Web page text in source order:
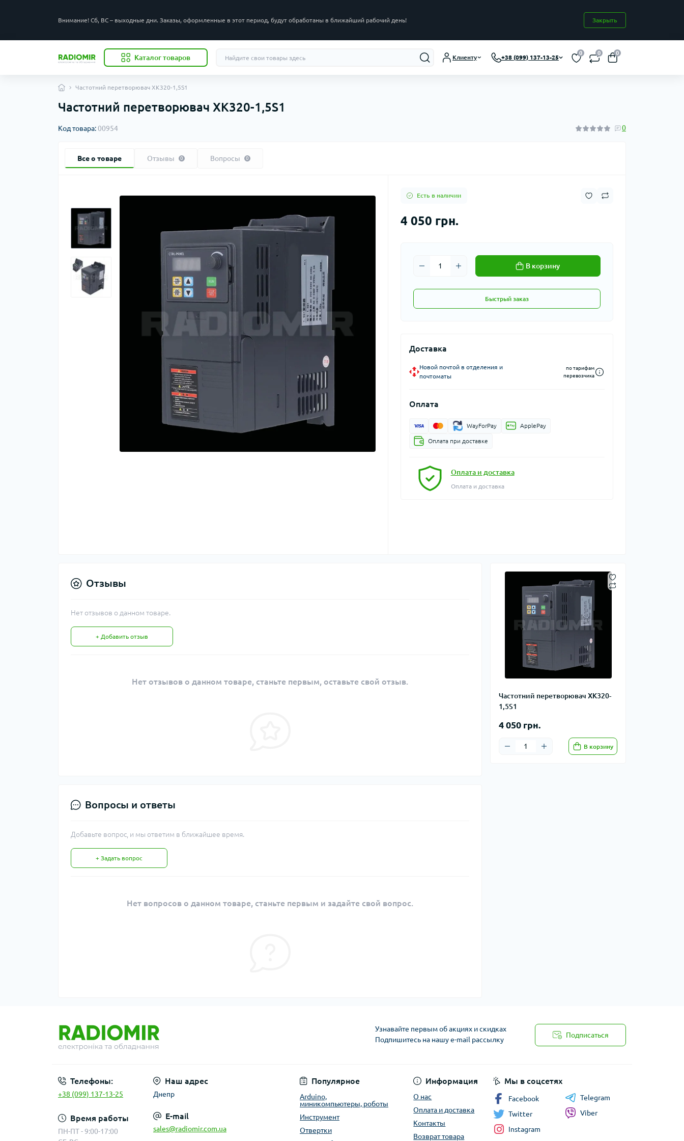
Внимание! Сб, ВС – выходные дни. Заказы, оформленные в этот период, будут обработаны в ближайший рабочий день! Закрыть
Каталог товаров Клиенту +38 (099) 137-13-25
0 0 0
Частотний перетворювач XK320-1,5S1
Частотний перетворювач XK320-1,5S1
Код товара:00954 0
Все о товаре Отзывы 0 Вопросы 0
Есть в наличии
4 050 грн.
В корзину
Быстрый заказ
Доставка
Новой почтой в отделения и
почтоматы
по тарифам
перевозчика
Оплата
WayForPay ApplePay
Оплата при доставке
Оплата и доставка
Оплата и доставка
Частотний перетворювач XK320-
1,5S1
4 050 грн.
В корзину
Отзывы
Нет отзывов о данном товаре.
+ Добавить отзыв
Нет отзывов о данном товаре, станьте первым, оставьте свой отзыв.
Вопросы и ответы
Добавьте вопрос, и мы ответим в ближайшее время.
+ Задать вопрос
Нет вопросов о данном товаре, станьте первым и задайте свой вопрос.
Узнавайте первым об акциях и скидках
Подпишитесь на нашу e-mail рассылку
Подписаться
Телефоны:
+38 (099) 137-13-25
Время работы
ПН-ПТ - 9:00-17:00
Наш адрес
Днепр
E-mail
sales@radiomir.com.ua
Популярное
Arduino,
миникомпьютеры, роботы
Инструмент
Отвертки
Информация
О нас
Оплата и доставка
Контакты
Возврат товара
Мы в соцсетях
Facebook
Twitter
Instagram
Telegram
Viber